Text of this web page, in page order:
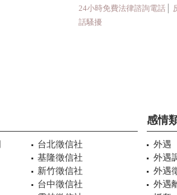
24小時免費法律諮詢電話
話騷擾
台北徵信社
基隆徵信社
新竹徵信社
台中徵信社
感情
外遇
外遇
外遇
外遇